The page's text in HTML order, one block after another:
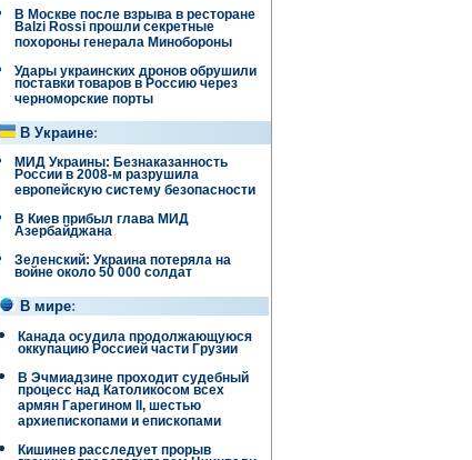
В Москве после взрыва в ресторане
Balzi Rossi прошли секретные
похороны генерала Минобороны
Удары украинских дронов обрушили
поставки товаров в Россию через
черноморские порты
В Украине:
МИД Украины: Безнаказанность
России в 2008-м разрушила
европейскую систему безопасности
В Киев прибыл глава МИД
Азербайджана
Зеленский: Украина потеряла на
войне около 50 000 солдат
В мире:
Канада осудила продолжающуюся
оккупацию Россией части Грузии
В Эчмиадзине проходит судебный
процесс над Католикосом всех
армян Гарегином II, шестью
архиепископами и епископами
Кишинев расследует прорыв